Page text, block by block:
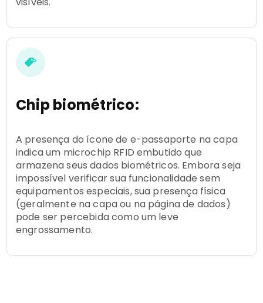
Chip biométrico:
A presença do ícone de e-passaporte na capa
indica um microchip RFID embutido que
armazena seus dados biométricos. Embora seja
impossível verificar sua funcionalidade sem
equipamentos especiais, sua presença física
(geralmente na capa ou na página de dados)
pode ser percebida como um leve
engrossamento.